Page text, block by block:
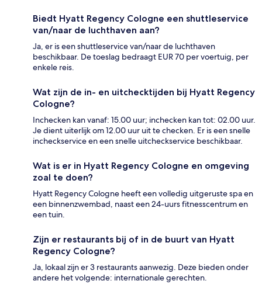
Biedt Hyatt Regency Cologne een shuttleservice
van/naar de luchthaven aan?
Ja, er is een shuttleservice van/naar de luchthaven
beschikbaar. De toeslag bedraagt EUR 70 per voertuig, per
enkele reis.
Wat zijn de in- en uitchecktijden bij Hyatt Regency
Cologne?
Inchecken kan vanaf: 15.00 uur; inchecken kan tot: 02.00 uur.
Je dient uiterlijk om 12.00 uur uit te checken. Er is een snelle
incheckservice en een snelle uitcheckservice beschikbaar.
Wat is er in Hyatt Regency Cologne en omgeving
zoal te doen?
Hyatt Regency Cologne heeft een volledig uitgeruste spa en
een binnenzwembad, naast een 24-uurs fitnesscentrum en
een tuin.
Zijn er restaurants bij of in de buurt van Hyatt
Regency Cologne?
Ja, lokaal zijn er 3 restaurants aanwezig. Deze bieden onder
andere het volgende: internationale gerechten.